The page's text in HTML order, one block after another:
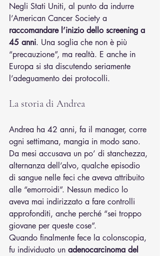
Negli Stati Uniti, al punto da indurre
l’American Cancer Society a
raccomandare l’inizio dello screening a
45 anni. Una soglia che non è più
“precauzione”, ma realtà. E anche in
Europa si sta discutendo seriamente
l’adeguamento dei protocolli.
La storia di Andrea
Andrea ha 42 anni, fa il manager, corre
ogni settimana, mangia in modo sano.
Da mesi accusava un po’ di stanchezza,
alternanza dell’alvo, qualche episodio
di sangue nelle feci che aveva attribuito
alle “emorroidi”. Nessun medico lo
aveva mai indirizzato a fare controlli
approfonditi, anche perché “sei troppo
giovane per queste cose”.
Quando finalmente fece la colonscopia,
fu individuato un adenocarcinoma del